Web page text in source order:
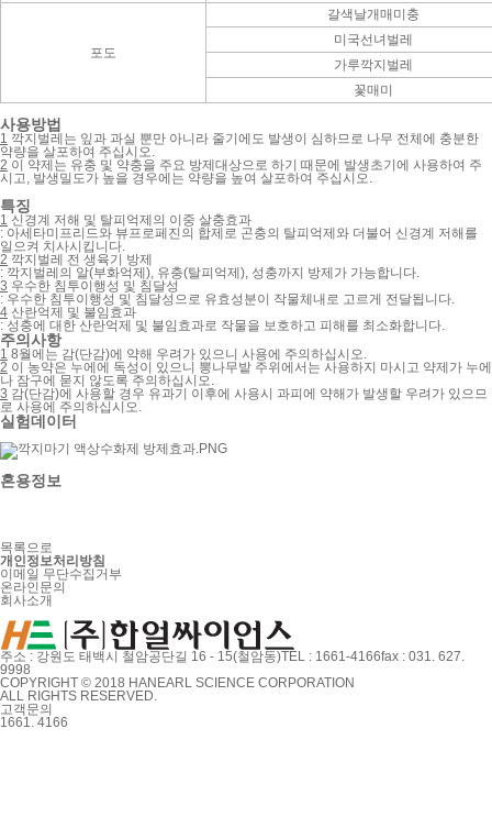
포도
갈색날개매미충
미국선녀벌레
가루깍지벌레
꽃매미
사용방법
1 깍지벌레는 잎과 과실 뿐만 아니라 줄기에도 발생이 심하므로 나무 전체에 충분한
약량을 살포하여 주십시오.
2 이 약제는 유충 및 약충을 주요 방제대상으로 하기 때문에 발생초기에 사용하여 주
시고, 발생밀도가 높을 경우에는 약량을 높여 살포하여 주십시오.
특징
1 신경계 저해 및 탈피억제의 이중 살충효과
: 아세타미프리드와 뷰프로페진의 합제로 곤충의 탈피억제와 더불어 신경계 저해를
일으켜 치사시킵니다.
2 깍지벌레 전 생육기 방제
: 깍지벌레의 알(부화억제), 유충(탈피억제), 성충까지 방제가 가능합니다.
3 우수한 침투이행성 및 침달성
: 우수한 침투이행성 및 침달성으로 유효성분이 작물체내로 고르게 전달됩니다.
4 산란억제 및 불임효과
: 성충에 대한 산란억제 및 불임효과로 작물을 보호하고 피해를 최소화합니다.
주의사항
1 8월에는 감(단감)에 약해 우려가 있으니 사용에 주의하십시오.
2 이 농약은 누에에 독성이 있으니 뽕나무밭 주위에서는 사용하지 마시고 약제가 누에
나 잠구에 묻지 않도록 주의하십시오.
3 감(단감)에 사용할 경우 유과기 이후에 사용시 과피에 약해가 발생할 우려가 있으므
로 사용에 주의하십시오.
실험데이터
혼용정보
목록으로
개인정보처리방침
이메일 무단수집거부
온라인문의
회사소개
주소 : 강원도 태백시 철암공단길 16 - 15(철암동)TEL : 1661-4166fax : 031. 627.
9998
COPYRIGHT © 2018 HANEARL SCIENCE CORPORATION
ALL RIGHTS RESERVED.
고객문의
1661. 4166